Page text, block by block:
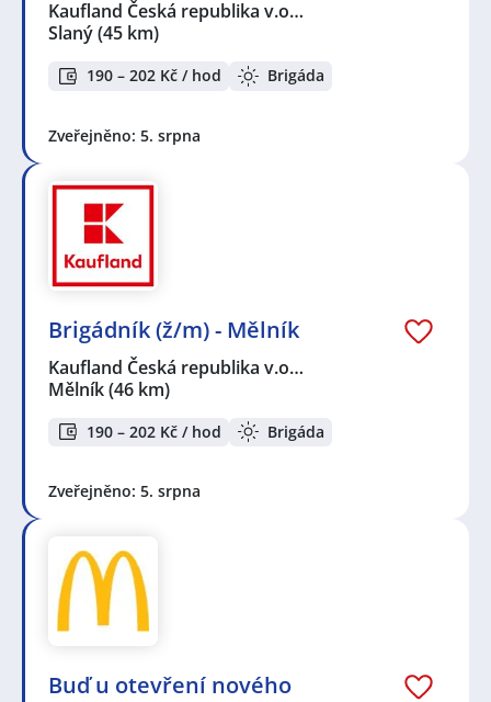
Kaufland Česká republika v.o…
Slaný(45 km)
190 – 202 Kč / hod Brigáda
Zveřejněno: 5. srpna
Brigádník (ž/m) - Mělník
Kaufland Česká republika v.o…
Mělník(46 km)
190 – 202 Kč / hod Brigáda
Zveřejněno: 5. srpna
Buď u otevření nového